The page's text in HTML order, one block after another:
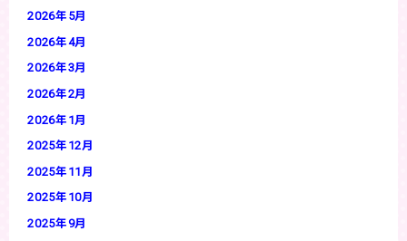
2026年5月
2026年4月
2026年3月
2026年2月
2026年1月
2025年12月
2025年11月
2025年10月
2025年9月